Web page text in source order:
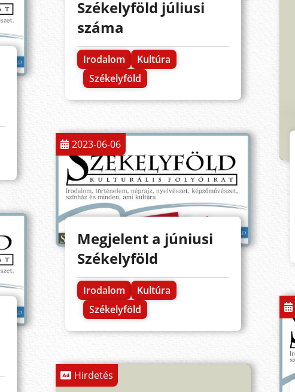
Székelyföld júliusi
száma
Irodalom
Kultúra
Székelyföld
2023-06-06
Megjelent a júniusi
Székelyföld
Irodalom
Kultúra
Székelyföld
Hirdetés